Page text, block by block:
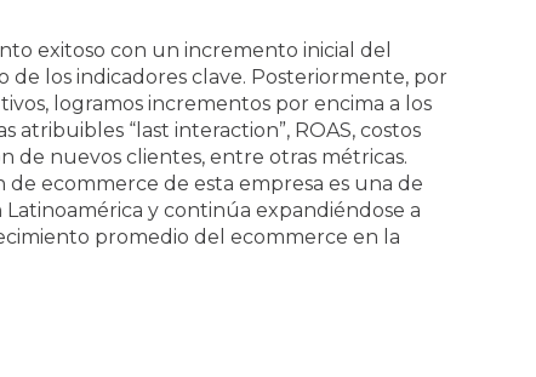
exitoso con un incremento inicial del
de los indicadores clave. Posteriormente, por
logramos incrementos por encima a los
atribuibles “last interaction”, ROAS, costos
de nuevos clientes, entre otras métricas.
de ecommerce de esta empresa es una de
Latinoamérica y continúa expandiéndose a
promedio del ecommerce en la